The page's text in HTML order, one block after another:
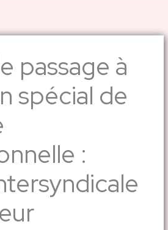
passage à
spécial de
: